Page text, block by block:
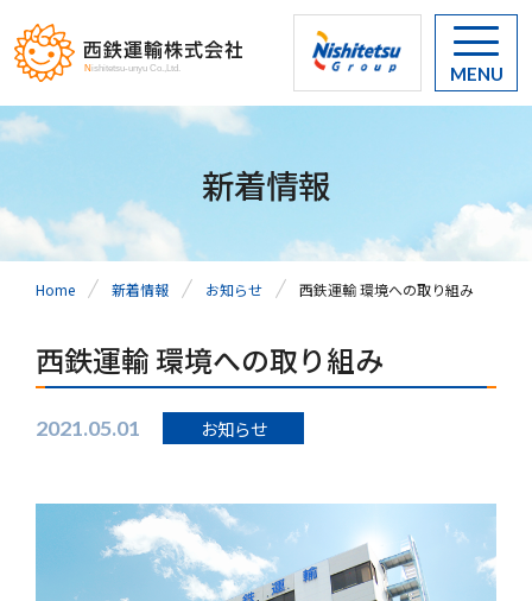
MENU
新着情報
Home 新着情報 お知らせ 西鉄運輸 環境への取り組み
西鉄運輸 環境への取り組み
2021.05.01 お知らせ